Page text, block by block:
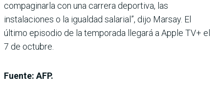
compaginarla con una carrera deportiva, las
instalaciones o la igualdad salarial”, dijo Marsay. El
último episodio de la temporada llegará a Apple TV+ el
7 de octubre.
Fuente: AFP.